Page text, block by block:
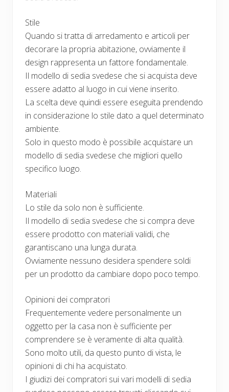
Stile
Quando si tratta di arredamento e articoli per
decorare la propria abitazione, ovviamente il
design rappresenta un fattore fondamentale.
Il modello di sedia svedese che si acquista deve
essere adatto al luogo in cui viene inserito.
La scelta deve quindi essere eseguita prendendo
in considerazione lo stile dato a quel determinato
ambiente.
Solo in questo modo è possibile acquistare un
modello di sedia svedese che migliori quello
specifico luogo.
Materiali
Lo stile da solo non è sufficiente.
Il modello di sedia svedese che si compra deve
essere prodotto con materiali validi, che
garantiscano una lunga durata.
Ovviamente nessuno desidera spendere soldi
per un prodotto da cambiare dopo poco tempo.
Opinioni dei compratori
Frequentemente vedere personalmente un
oggetto per la casa non è sufficiente per
comprendere se è veramente di alta qualità.
Sono molto utili, da questo punto di vista, le
opinioni di chi ha acquistato.
I giudizi dei compratori sui vari modelli di sedia